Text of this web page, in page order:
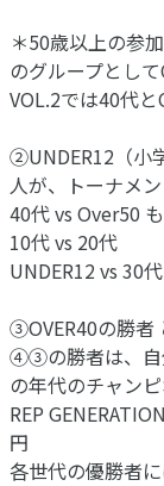
＊50歳以上の参
のグループとして
VOL.2では40代と
②UNDER12（小
人が、トーナメ
40代 vs Over50
10代 vs 20代
UNDER12 vs 30代
③OVER40の勝者
④③の勝者は、自
の年代のチャン
REP
円
各世代の優勝者